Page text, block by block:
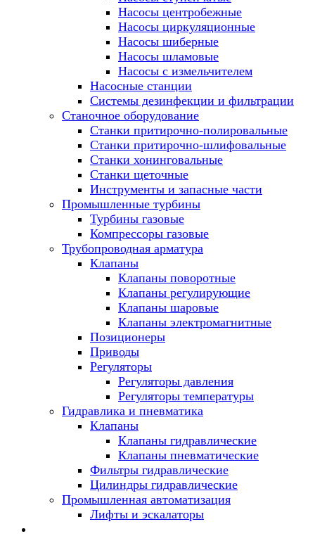
Насосы центробежные
Насосы циркуляционные
Насосы шиберные
Насосы шламовые
Насосы с измельчителем
Насосные станции
Системы дезинфекции и фильтрации
Станочное оборудование
Станки притирочно-полировальные
Станки притирочно-шлифовальные
Станки хонинговальные
Станки щеточные
Инструменты и запасные части
Промышленные турбины
Турбины газовые
Компрессоры газовые
Трубопроводная арматура
Клапаны
Клапаны поворотные
Клапаны регулирующие
Клапаны шаровые
Клапаны электромагнитные
Позиционеры
Приводы
Регуляторы
Регуляторы давления
Регуляторы температуры
Гидравлика и пневматика
Клапаны
Клапаны гидравлические
Клапаны пневматические
Фильтры гидравлические
Цилиндры гидравлические
Промышленная автоматизация
Лифты и эскалаторы